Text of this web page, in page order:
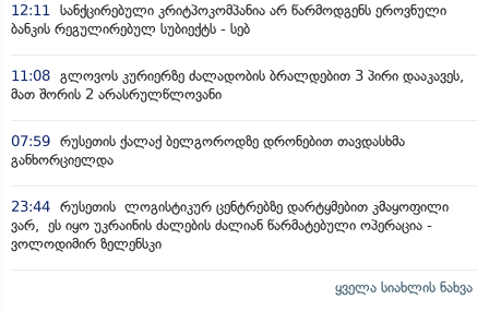
12:11
სანქცირებული კრიტპოკომპანია არ წარმოდგენს ეროვნული
ბანკის რეგულირებულ სუბიექტს - სებ
11:08 გლოვოს კურიერზე ძალადობის ბრალდებით 3 პირი დააკავეს,
მათ შორის 2 არასრულწლოვანი
07:59 რუსეთის ქალაქ ბელგოროდზე დრონებით თავდასხმა
განხორციელდა
23:44 რუსეთის ლოგისტიკურ ცენტრებზე დარტყმებით კმაყოფილი
ვარ, ეს იყო უკრაინის ძალების ძალიან წარმატებული ოპერაცია -
ვოლოდიმირ ზელენსკი
ყველა სიახლის ნახვა